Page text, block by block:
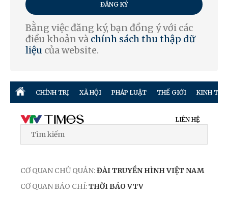
ĐĂNG KÝ
Bằng việc đăng ký, bạn đồng ý với các
điều khoản và chính sách thu thập dữ
liệu của website.
CHÍNH TRỊ XÃ HỘI PHÁP LUẬT THẾ GIỚI KINH TẾ
LIÊN HỆ
CƠ QUAN CHỦ QUẢN:ĐÀI TRUYỀN HÌNH VIỆT NAM
CƠ QUAN BÁO CHÍ:THỜI BÁO VTV